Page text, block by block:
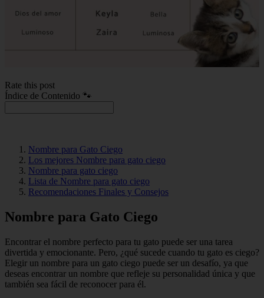
Rate this post
Índice de Contenido 🐾
Nombre para Gato Ciego
Los mejores Nombre para gato ciego
Nombre para gato ciego
Lista de Nombre para gato ciego
Recomendaciones Finales y Consejos
Nombre para Gato Ciego
Encontrar el nombre perfecto para tu gato puede ser una tarea
divertida y emocionante. Pero, ¿qué sucede cuando tu gato es ciego?
Elegir un nombre para un gato ciego puede ser un desafío, ya que
deseas encontrar un nombre que refleje su personalidad única y que
también sea fácil de reconocer para él.